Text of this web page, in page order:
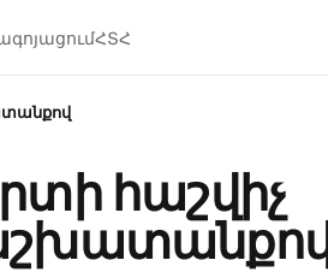
ՀՏՀ
հաշվիչ